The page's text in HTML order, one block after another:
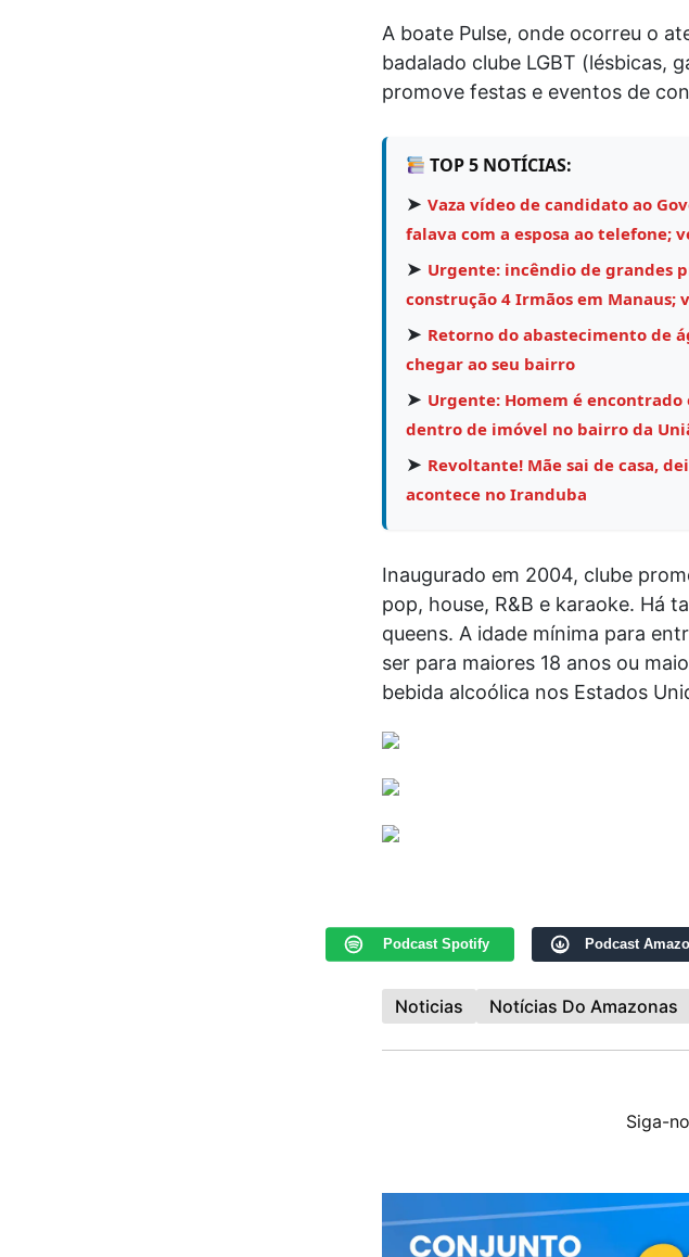
A boate Pulse, onde ocorreu o
badalado clube LGBT (lésbicas,
promove festas e eventos de
TOP 5 NOTÍCIAS:
➤ Vaza vídeo de candidato ao
falava com a esposa ao telefone;
➤ Urgente: incêndio de grandes
construção 4 Irmãos em Manaus;
➤ Retorno do abastecimento de
chegar ao seu bairro
➤ Urgente: Homem é
dentro de imóvel no bairro da
➤ Revoltante! Mãe sai de casa,
acontece no Iranduba
Inaugurado em 2004, clube
pop, house, R&B e karaoke. Há
queens. A idade mínima para
ser para maiores 18 anos ou
bebida alcoólica nos Estados
Podcast Spotify Podcast
Noticias Notícias Do Amazonas
Siga-